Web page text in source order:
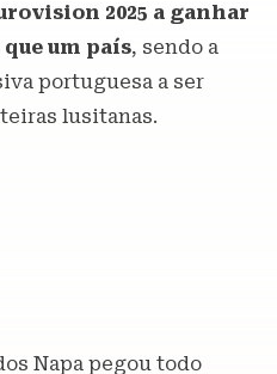
2025 a ganhar
um país, sendo a
portuguesa a ser
lusitanas.
Napa pegou todo